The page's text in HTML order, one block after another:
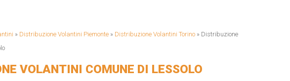
» Distribuzione Volantini Piemonte » Distribuzione Volantini Torino » Distribuzione
VOLANTINI COMUNE DI LESSOLO